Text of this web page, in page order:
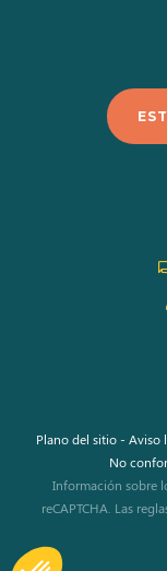
Plano del sitio- Aviso
No
Información sobre
reCAPTCHA. Las